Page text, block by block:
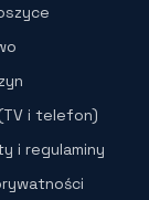
i telefon)
i regulaminy